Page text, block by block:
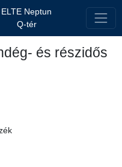
ELTE Neptun
Q-tér
és részidős